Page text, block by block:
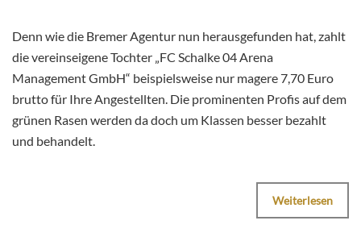
Denn wie die Bremer Agentur nun herausgefunden hat, zahlt
die vereinseigene Tochter „FC Schalke 04 Arena
Management GmbH“ beispielsweise nur magere 7,70 Euro
brutto für Ihre Angestellten. Die prominenten Profis auf dem
grünen Rasen werden da doch um Klassen besser bezahlt
und behandelt.
Weiterlesen